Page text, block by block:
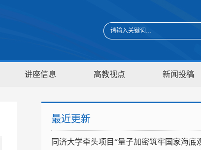
讲座信息 高教视点 新闻投稿
最近更新
同济大学牵头项目“量子加密筑牢国家海底